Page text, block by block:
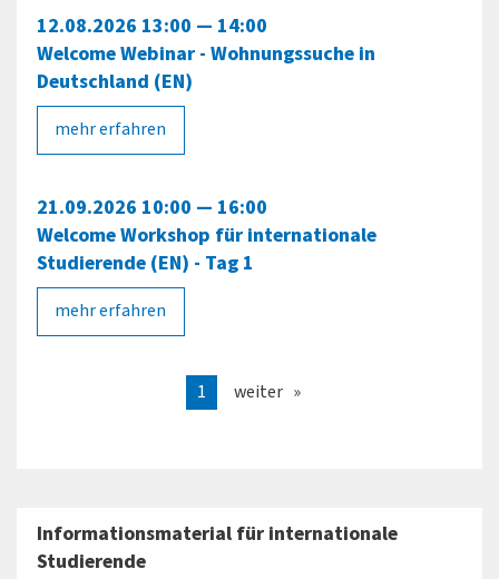
12.08.2026 13:00 — 14:00
Welcome Webinar - Wohnungssuche in
Deutschland (EN)
mehr erfahren
21.09.2026 10:00 — 16:00
Welcome Workshop für internationale
Studierende (EN) - Tag 1
mehr erfahren
1 weiter
Informationsmaterial für internationale
Studierende